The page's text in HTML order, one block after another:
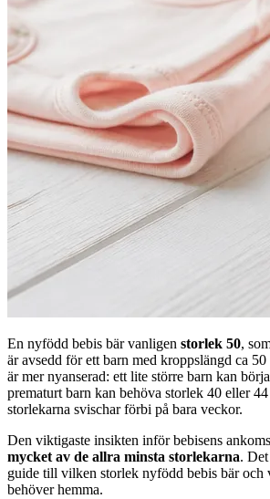
En nyfödd bebis bär vanligen storlek 50,
är avsedd för ett barn med kroppslängd ca
är mer nyanserad: ett lite större barn kan
prematurt barn kan behöva storlek 40 eller
storlekarna svischar förbi på bara veckor.
Den viktigaste insikten inför bebisens
mycket av de allra minsta storlekarna.
guide till vilken storlek nyfödd bebis bär och
behöver hemma.